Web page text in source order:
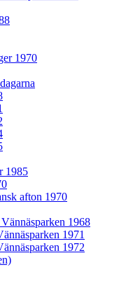
1970
1985
afton 1970
1968
1971
1972